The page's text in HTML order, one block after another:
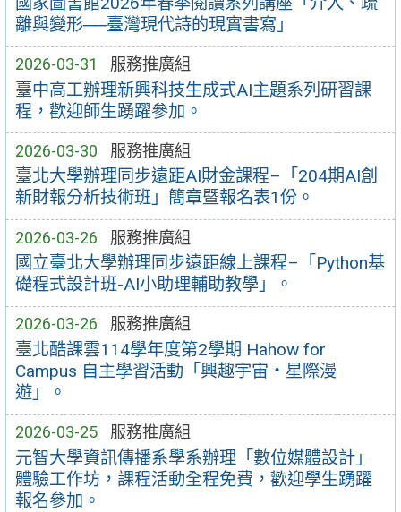
離與變形──臺灣現代詩的現實書寫」
2026-03-31 服務推廣組
臺中高工辦理新興科技生成式AI主題系列研習課
程，歡迎師生踴躍參加。
2026-03-30 服務推廣組
臺北大學辦理同步遠距AI財金課程–「204期AI創
新財報分析技術班」簡章暨報名表1份。
2026-03-26 服務推廣組
國立臺北大學辦理同步遠距線上課程–「Python基
礎程式設計班-AI小助理輔助教學」。
2026-03-26 服務推廣組
臺北酷課雲114學年度第2學期 Hahow for
Campus 自主學習活動「興趣宇宙‧星際漫
遊」。
2026-03-25 服務推廣組
元智大學資訊傳播系學系辦理「數位媒體設計」
體驗工作坊，課程活動全程免費，歡迎學生踴躍
報名參加。